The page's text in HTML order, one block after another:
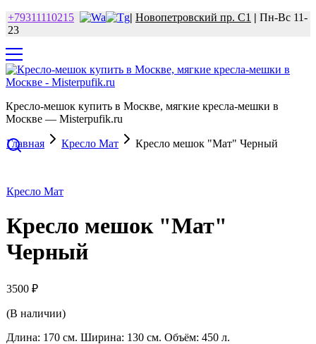
+79311110215 | Новопетровский пр. С1 | Пн-Вс 11-
23
Кресло-мешок купить в Москве, мягкие кресла-мешки в
Москве — Misterpufik.ru
Главная Кресло Мат Кресло мешок "Мат" Черный
Кресло Мат
Кресло мешок "Мат"
Черный
3500 ₽
(В наличии)
Длина: 170 см. Ширина: 130 см. Объём: 450 л.